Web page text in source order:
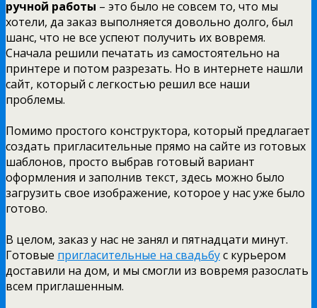
ручной работы – это было не совсем то, что мы
хотели, да заказ выполняется довольно долго, был
шанс, что не все успеют получить их вовремя.
Сначала решили печатать из самостоятельно на
принтере и потом разрезать. Но в интернете нашли
сайт, который с легкостью решил все наши
проблемы.
Помимо простого конструктора, который предлагает
создать пригласительные прямо на сайте из готовых
шаблонов, просто выбрав готовый вариант
оформления и заполнив текст, здесь можно было
загрузить свое изображение, которое у нас уже было
готово.
В целом, заказ у нас не занял и пятнадцати минут.
Готовые пригласительные на свадьбус курьером
доставили на дом, и мы смогли из вовремя разослать
всем приглашенным.